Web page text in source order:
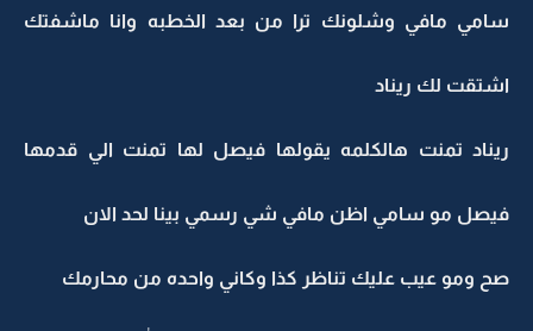
سامي مافي وشلونك ترا من بعد الخطبه وانا ماشفتك
اشتقت لك ريناد
ريناد تمنت هالكلمه يقولها فيصل لها تمنت الي قدمها
فيصل مو سامي اظن مافي شي رسمي بينا لحد الان
صح ومو عيب عليك تناظر كذا وكاني واحده من محارمك